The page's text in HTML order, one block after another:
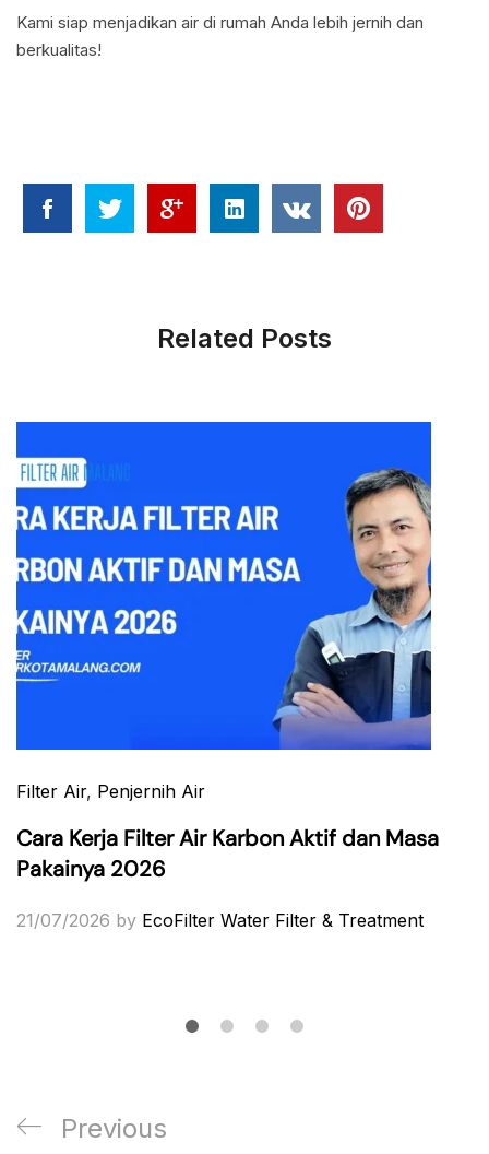
Kami siap menjadikan air di rumah Anda lebih jernih dan
berkualitas!
Related Posts
Filter Air, Penjernih Air
Cara Kerja Filter Air Karbon Aktif dan Masa
Pakainya 2026
21/07/2026 by EcoFilter Water Filter & Treatment
Post
Previous
Previous